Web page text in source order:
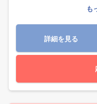
も
詳細を見る